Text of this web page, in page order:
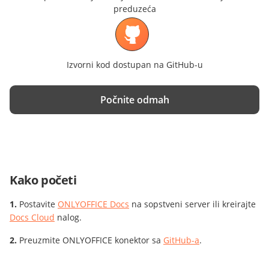
preduzeća
Izvorni kod dostupan na GitHub-u
Počnite odmah
Kako početi
Postavite ONLYOFFICE Docs na sopstveni server ili kreirajte
Docs Cloud nalog.
Preuzmite ONLYOFFICE konektor sa GitHub-a.